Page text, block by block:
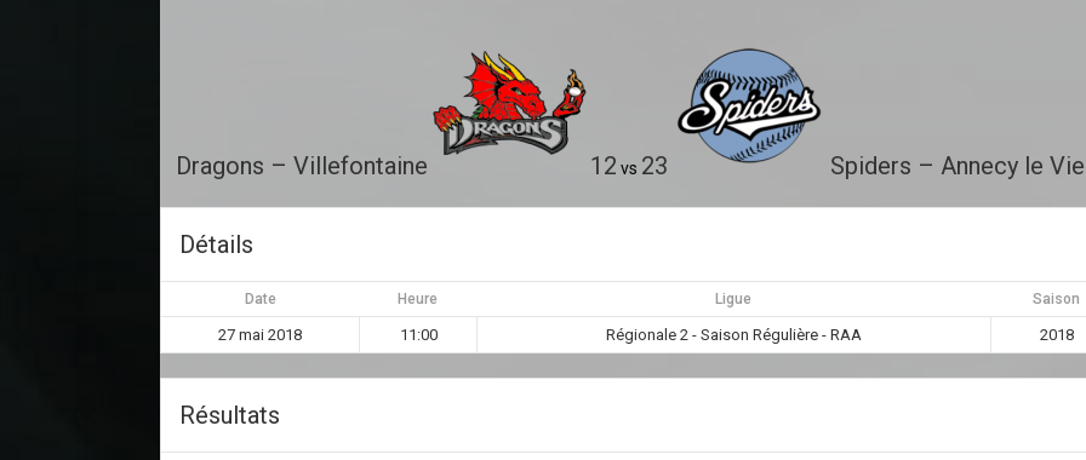
Dragons – Villefontaine 12 vs 23 Spiders – Annecy le
Détails
Date Heure Ligue Saison
27 mai 2018 11:00 Régionale 2 - Saison Régulière - RAA 2018
Résultats